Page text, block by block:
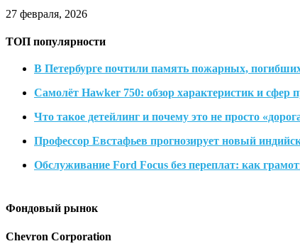
27 февраля, 2026
ТОП популярности
В Петербурге почтили память пожарных,
Самолёт Hawker 750: обзор характеристик и сфер
Что такое детейлинг и почему это не просто
Профессор Евстафьев прогнозирует новый
Обслуживание Ford Focus без переплат: как
Фондовый рынок
Chevron Corporation